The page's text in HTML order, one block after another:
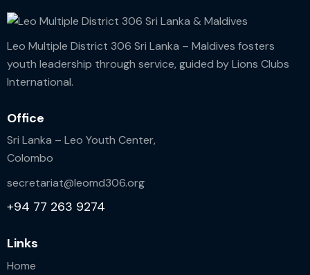
Leo Multiple District 306 Sri Lanka – Maldives fosters
youth leadership through service, guided by Lions Clubs
International.
Office
Sri Lanka – Leo Youth Center,
Colombo
secretariat@leomd306.org
+94 77 263 9274
Links
Home